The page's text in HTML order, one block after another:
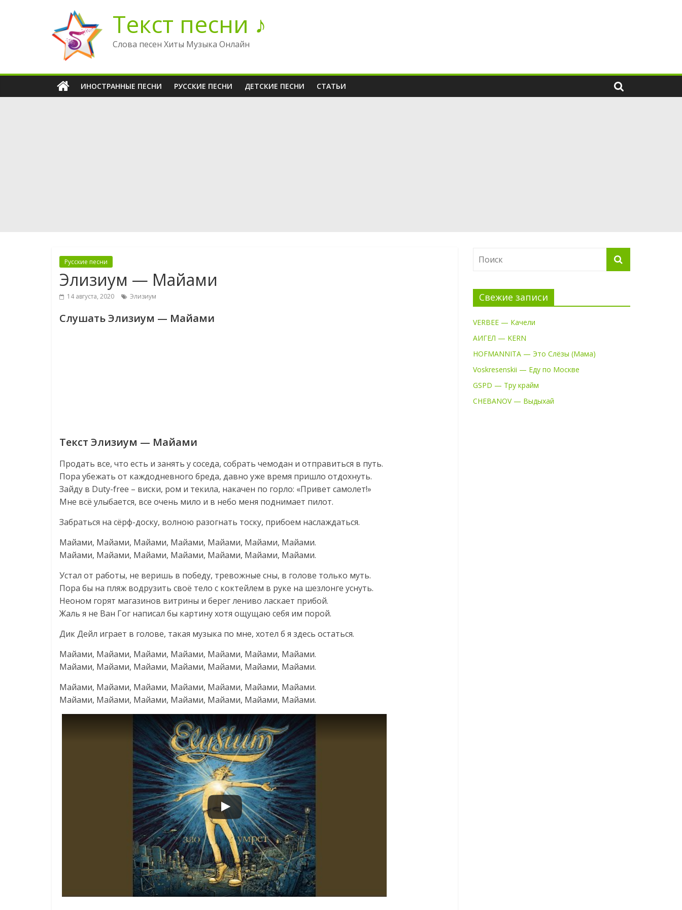
содержимому
Текст песни ♪
Слова песен Хиты Музыка Онлайн
ИНОСТРАННЫЕ ПЕСНИ РУССКИЕ ПЕСНИ ДЕТСКИЕ ПЕСНИ СТАТЬИ
Русские песни
Элизиум — Майами
14 августа, 2020 Элизиум
Слушать Элизиум — Майами
Текст Элизиум — Майами
Продать все, что есть и занять у соседа, собрать чемодан и отправиться в путь.
Пора убежать от каждодневного бреда, давно уже время пришло отдохнуть.
Зайду в Duty-free – виски, ром и текила, накачен по горло: «Привет самолет!»
Мне всё улыбается, все очень мило и в небо меня поднимает пилот.
Забраться на сёрф-доску, волною разогнать тоску, прибоем наслаждаться.
Майами, Майами, Майами, Майами, Майами, Майами, Майами.
Майами, Майами, Майами, Майами, Майами, Майами, Майами.
Устал от работы, не веришь в победу, тревожные сны, в голове только муть.
Пора бы на пляж водрузить своё тело с коктейлем в руке на шезлонге уснуть.
Неоном горят магазинов витрины и берег лениво ласкает прибой.
Жаль я не Ван Гог написал бы картину хотя ощущаю себя им порой.
Дик Дейл играет в голове, такая музыка по мне, хотел б я здесь остаться.
Майами, Майами, Майами, Майами, Майами, Майами, Майами.
Майами, Майами, Майами, Майами, Майами, Майами, Майами.
Майами, Майами, Майами, Майами, Майами, Майами, Майами.
Майами, Майами, Майами, Майами, Майами, Майами, Майами.
Свежие записи
VERBEE — Качели
АИГЕЛ — KERN
HOFMANNITA — Это Слёзы (Мама)
Voskresenskii — Еду по Москве
GSPD — Тру крайм
CHEBANOV — Выдыхай